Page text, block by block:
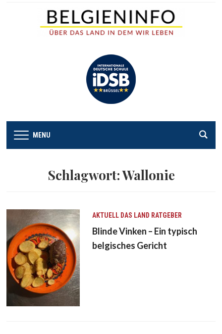
MENU
Schlagwort:Wallonie
AKTUELL DAS LAND RATGEBER
Blinde Vinken – Ein typisch
belgisches Gericht